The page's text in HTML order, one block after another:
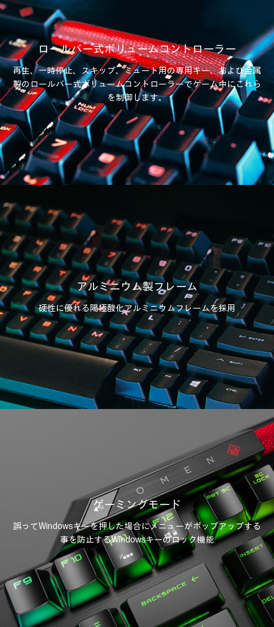
ロールバー式ボリュームコントローラー
再生、一時停止、スキップ、ミュート用の専用キー、および金属
製のロールバー式ボリュームコントローラーでゲーム中にこれら
を制御します。
アルミニウム製フレーム
硬性に優れる陽極酸化アルミニウムフレームを採用
ゲーミングモード
誤ってWindowsキーを押した場合にメニューがポップアップする
事を防止するWindowsキーのロック機能